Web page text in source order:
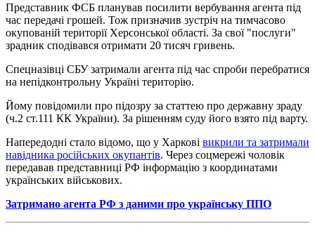
Представник ФСБ планував посилити вербування агента під
час передачі грошей. Тож призначив зустріч на тимчасово
окупованій території Херсонської області. За свої "послуги"
зрадник сподівався отримати 20 тисяч гривень.
Спецназівці СБУ затримали агента під час спроби перебратися
на непідконтрольну Україні територію.
Йому повідомили про підозру за статтею про державну зраду
(ч.2 ст.111 КК України). За рішенням суду його взято під варту.
Напередодні стало відомо, що у Харкові викрили та затримали
навідника російських окупантів. Через соцмережі чоловік
передавав представниці РФ інформацію з координатами
українських військових.
Затримано агента РФ з даними про українську ППО